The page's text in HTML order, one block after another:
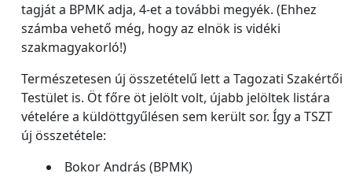
tagját a BPMK adja, 4-et a további megyék. (Ehhez
számba vehető még, hogy az elnök is vidéki
szakmagyakorló!)
Természetesen új összetételű lett a Tagozati Szakértői
Testület is. Öt főre öt jelölt volt, újabb jelöltek listára
vételére a küldöttgyűlésen sem került sor. Így a TSZT
új összetétele:
Bokor András (BPMK)